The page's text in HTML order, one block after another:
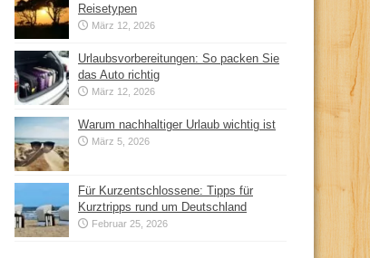
Reisetypen
März 12, 2026
Urlaubsvorbereitungen: So packen Sie
das Auto richtig
März 12, 2026
Warum nachhaltiger Urlaub wichtig ist
März 5, 2026
Für Kurzentschlossene: Tipps für
Kurztripps rund um Deutschland
Februar 25, 2026